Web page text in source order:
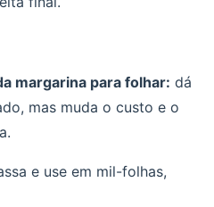
margarina para folhar: dá
mas muda o custo e o
e use em mil-folhas,